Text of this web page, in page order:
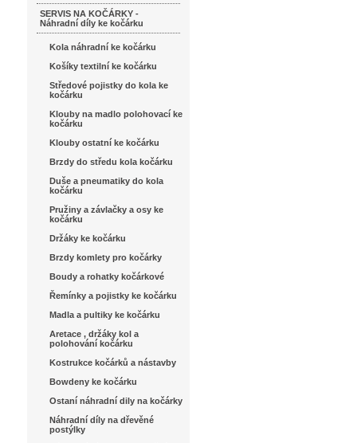
SERVIS NA KOČÁRKY -
Náhradní díly ke kočárku
Kola náhradní ke kočárku
Košíky textilní ke kočárku
Středové pojistky do kola ke
kočárku
Klouby na madlo polohovací ke
kočárku
Klouby ostatní ke kočárku
Brzdy do středu kola kočárku
Duše a pneumatiky do kola
kočárku
Pružiny a závlačky a osy ke
kočárku
Držáky ke kočárku
Brzdy komlety pro kočárky
Boudy a rohatky kočárkové
Řemínky a pojistky ke kočárku
Madla a pultiky ke kočárku
Aretace , držáky kol a
polohování kočárku
Kostrukce kočárků a nástavby
Bowdeny ke kočárku
Ostaní náhradní dily na kočárky
Náhradní díly na dřevěné
postýlky